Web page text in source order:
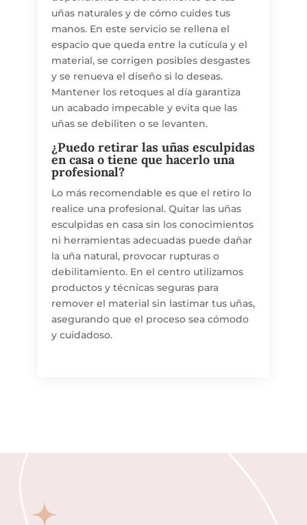
uñas naturales y de cómo cuides tus
manos. En este servicio se rellena el
espacio que queda entre la cutícula y el
material, se corrigen posibles desgastes
y se renueva el diseño si lo deseas.
Mantener los retoques al día garantiza
un acabado impecable y evita que las
uñas se debiliten o se levanten.
¿Puedo retirar las uñas esculpidas
en casa o tiene que hacerlo una
profesional?
Lo más recomendable es que el retiro lo
realice una profesional. Quitar las uñas
esculpidas en casa sin los conocimientos
ni herramientas adecuadas puede dañar
la uña natural, provocar rupturas o
debilitamiento. En el centro utilizamos
productos y técnicas seguras para
remover el material sin lastimar tus uñas,
asegurando que el proceso sea cómodo
y cuidadoso.